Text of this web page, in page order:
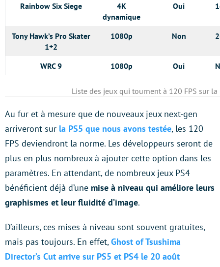
Rainbow Six Siege
4K
dynamique
Oui
Tony Hawk’s Pro Skater
1+2
1080p Non
WRC 9 1080p Oui
Liste des jeux qui tournent à 120 FPS sur la
Au fur et à mesure que de nouveaux jeux next-gen
arriveront sur la PS5 que nous avons testée, les 120
FPS deviendront la norme. Les développeurs seront de
plus en plus nombreux à ajouter cette option dans les
paramètres. En attendant, de nombreux jeux PS4
bénéficient déjà d’une mise à niveau qui améliore leurs
graphismes et leur fluidité d’image.
D’ailleurs, ces mises à niveau sont souvent gratuites,
mais pas toujours. En effet,Ghost of Tsushima
Director’s Cut arrive sur PS5 et PS4 le 20 août